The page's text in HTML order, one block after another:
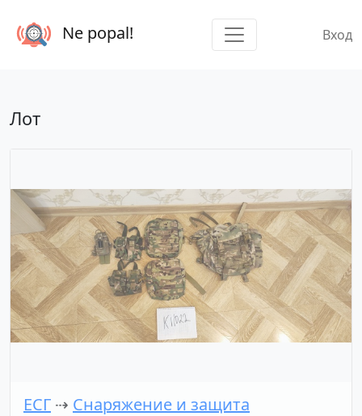
Ne popal! Вход
Лот
ЕСГ ⇢ Снаряжение и защита